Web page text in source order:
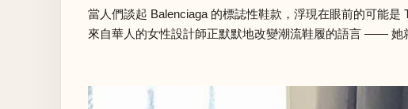
當人們談起 Balenciaga 的標誌性鞋款，浮現在眼前的可能
來自華人的女性設計師正默默地改變潮流鞋履的語言 —— 她